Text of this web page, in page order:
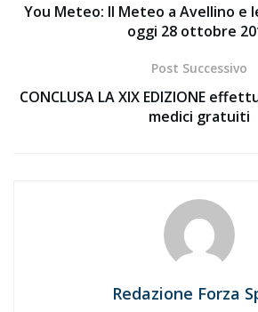
You Meteo: Il Meteo a Avellino e
oggi 28 ottobre
Post Successivo
CONCLUSA LA XIX EDIZIONE
medici gratuiti
Redazione Forza